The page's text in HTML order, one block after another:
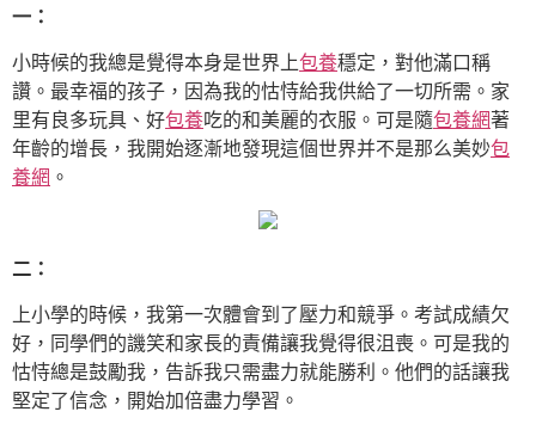
一：
小時候的我總是覺得本身是世界上包養穩定，對他滿口稱
讚。最幸福的孩子，因為我的怙恃給我供給了一切所需。家
里有良多玩具、好包養吃的和美麗的衣服。可是隨包養網著
年齡的增長，我開始逐漸地發現這個世界并不是那么美妙包
養網 。
二：
上小學的時候，我第一次體會到了壓力和競爭。考試成績欠
好，同學們的譏笑和家長的責備讓我覺得很沮喪。可是我的
怙恃總是鼓勵我，告訴我只需盡力就能勝利。他們的話讓我
堅定了信念，開始加倍盡力學習。